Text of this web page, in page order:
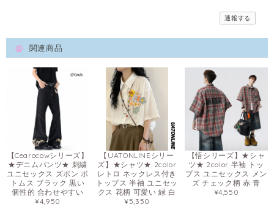
通報する
関連商品
【Cearocowシリーズ】
★デニムパンツ★ 刺繍
ユニセックス ズボン ボ
トムス ブラック 黒い
個性的 合わせやすい
¥4,950
【UATONLINEシリー
ズ】★シャツ★ 2color
レトロ ネックレス付き
トップス 半袖 ユニセッ
クス 花柄 可愛い 緑 白
¥5,350
【悟シリーズ】★シャ
ツ★ 2color 半袖 トッ
プス ユニセックス メン
ズ チェック柄 赤 青
¥4,550